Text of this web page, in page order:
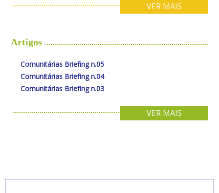
VER MAIS
Artigos
Comunitárias Briefing n.05
Comunitárias Briefing n.04
Comunitárias Briefing n.03
VER MAIS